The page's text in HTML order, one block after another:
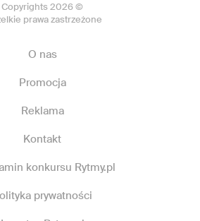
Copyrights 2026 ©
prawa zastrzeżone
O nas
Promocja
Reklama
Kontakt
konkursu Rytmy.pl
prywatności